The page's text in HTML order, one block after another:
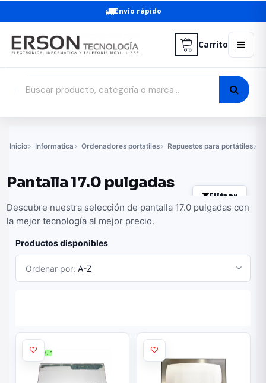
Envío rápido
Carrito
Inicio Informatica Ordenadores portatiles Repuestos para portátiles
Pantalla 17.0 pulgadas
Filtrar
Descubre nuestra selección de pantalla 17.0 pulgadas con
la mejor tecnología al mejor precio.
Productos disponibles
Ordenar por: A-Z